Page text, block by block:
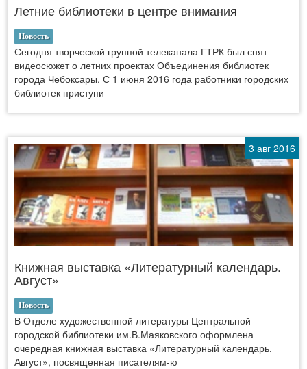
Летние библиотеки в центре внимания
Новость
Сегодня творческой группой телеканала ГТРК был снят
видеосюжет о летних проектах Объединения библиотек
города Чебоксары. С 1 июня 2016 года работники городских
библиотек приступи
3 авг 2016
Книжная выставка «Литературный календарь.
Август»
Новость
В Отделе художественной литературы Центральной
городской библиотеки им.В.Маяковского оформлена
очередная книжная выставка «Литературный календарь.
Август», посвященная писателям-ю